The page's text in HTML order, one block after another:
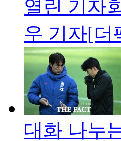
열린 기자
우 기자[더
대화 나누